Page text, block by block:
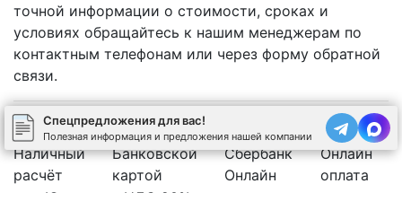
точной информации о стоимости, сроках и
условиях обращайтесь к нашим менеджерам по
контактным телефонам или через форму обратной
связи.
Наличный
расчёт
Банковской
картой
Сбербанк
Онлайн
Онлайн
оплата
Юр.лицо с НДС 20%
Спецпредложения для вас!
Полезная информация и предложения нашей компании